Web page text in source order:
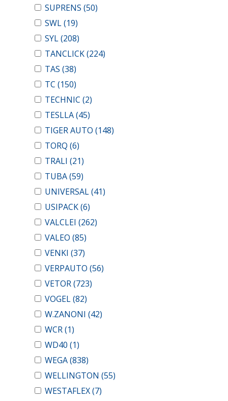
SUPRENS (50)
SWL(19)
SYL(208)
TANCLICK(224)
TAS (38)
TC (150)
TECHNIC (2)
TESLLA(45)
TIGER AUTO (148)
TORQ (6)
TRALI (21)
TUBA(59)
UNIVERSAL(41)
USIPACK(6)
VALCLEI (262)
VALEO (85)
VENKI (37)
VERPAUTO (56)
VETOR(723)
VOGEL(82)
W.ZANONI (42)
WCR(1)
WD40 (1)
WEGA(838)
WELLINGTON (55)
WESTAFLEX(7)